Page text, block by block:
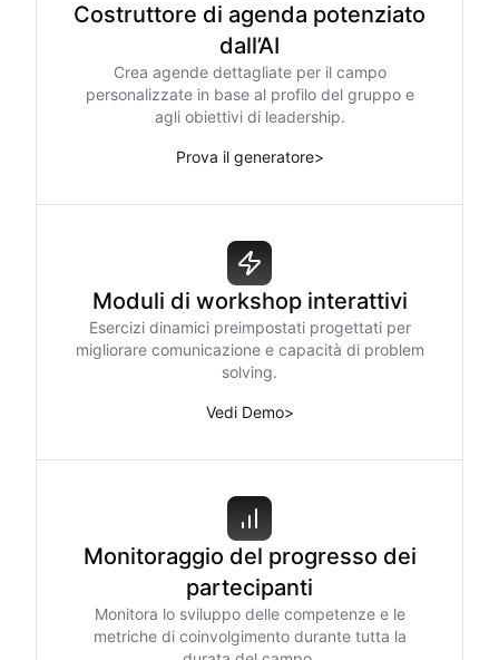
Costruttore di agenda potenziato
dall’AI
Crea agende dettagliate per il campo
personalizzate in base al profilo del gruppo e
agli obiettivi di leadership.
Prova il generatore>
Moduli di workshop interattivi
Esercizi dinamici preimpostati progettati per
migliorare comunicazione e capacità di problem
solving.
Vedi Demo>
Monitoraggio del progresso dei
partecipanti
Monitora lo sviluppo delle competenze e le
metriche di coinvolgimento durante tutta la